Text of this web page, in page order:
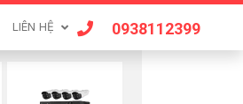
LIÊN HỆ 0938112399